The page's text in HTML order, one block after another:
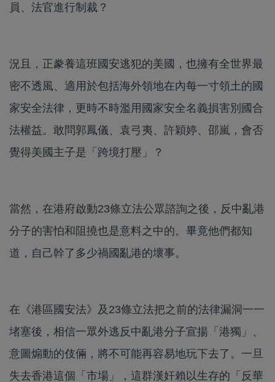
員、法官進行制裁？
況且，正豢養這班國安逃犯的美國，也擁有全世界最
密不透風、適用於包括海外領地在內每一寸領土的國
家安全法律，更時不時濫用國家安全名義損害別國合
法權益。敢問郭鳳儀、袁弓夷、許穎婷、邵嵐，會否
覺得美國主子是「跨境打壓」？
當然，在港府啟動23條立法公眾諮詢之後，反中亂港
分子的害怕和阻撓也是意料之中的。畢竟他們都知
道，自己幹了多少禍國亂港的壞事。
在《港區國安法》及23條立法把之前的法律漏洞一一
堵塞後，相信一眾外逃反中亂港分子宣揚「港獨」、
意圖煽動的伎倆，將不可能再容易地玩下去了。一旦
失去香港這個「市場」，這群漢奸賴以生存的「反華